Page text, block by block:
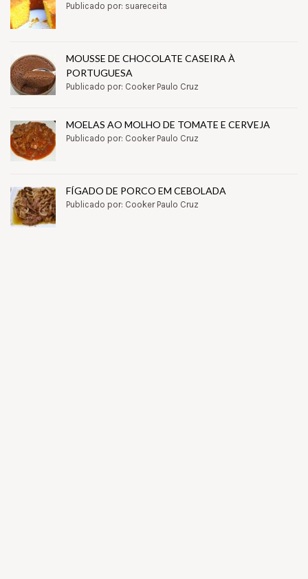
Publicado por: suareceita
MOUSSE DE CHOCOLATE CASEIRA À
PORTUGUESA
Publicado por: Cooker Paulo Cruz
MOELAS AO MOLHO DE TOMATE E CERVEJA
Publicado por: Cooker Paulo Cruz
FÍGADO DE PORCO EM CEBOLADA
Publicado por: Cooker Paulo Cruz